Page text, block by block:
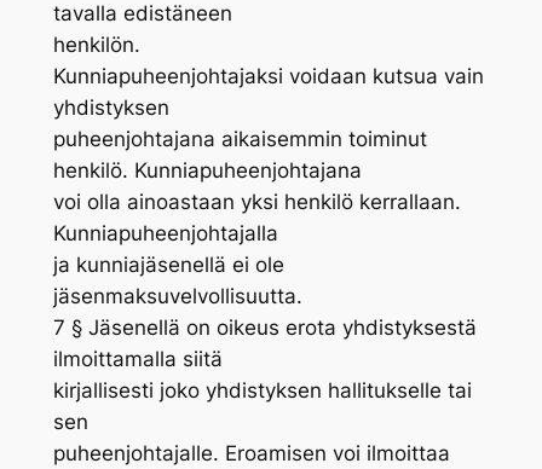
tavalla edistäneen
henkilön.
Kunniapuheenjohtajaksi voidaan kutsua vain
yhdistyksen
puheenjohtajana aikaisemmin toiminut
henkilö. Kunniapuheenjohtajana
voi olla ainoastaan yksi henkilö kerrallaan.
Kunniapuheenjohtajalla
ja kunniajäsenellä ei ole
jäsenmaksuvelvollisuutta.
7 § Jäsenellä on oikeus erota yhdistyksestä
ilmoittamalla siitä
kirjallisesti joko yhdistyksen hallitukselle tai
sen
puheenjohtajalle. Eroamisen voi ilmoittaa